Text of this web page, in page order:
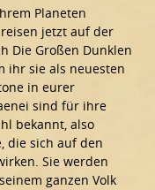
Planeten
jetzt auf der
Die Großen Dunklen
ihr sie als neuesten
in eurer
sind für ihre
bekannt, also
die sich auf den
Sie werden
ganzen Volk